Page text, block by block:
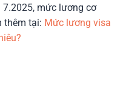
mức lương cơ
thêm tại: Mức lương visa